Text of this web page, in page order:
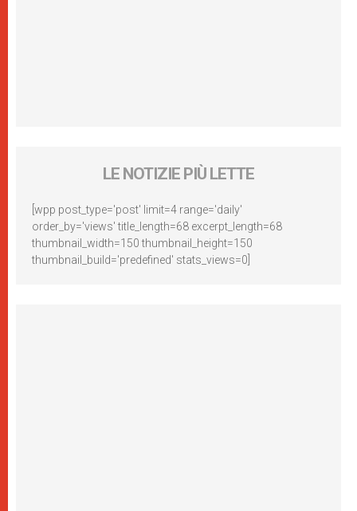
LE NOTIZIE PIÙ LETTE
[wpp post_type='post' limit=4 range='daily'
order_by='views' title_length=68 excerpt_length=68
thumbnail_width=150 thumbnail_height=150
thumbnail_build='predefined' stats_views=0]